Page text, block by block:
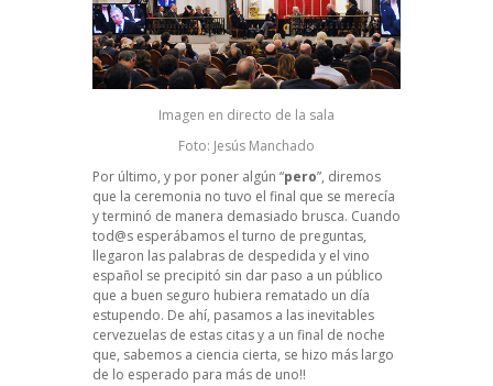
Imagen en directo de la sala
Foto: Jesús Manchado
Por último, y por poner algún “pero”, diremos
que la ceremonia no tuvo el final que se merecía
y terminó de manera demasiado brusca. Cuando
tod@s esperábamos el turno de preguntas,
llegaron las palabras de despedida y el vino
español se precipitó sin dar paso a un público
que a buen seguro hubiera rematado un día
estupendo. De ahí, pasamos a las inevitables
cervezuelas de estas citas y a un final de noche
que, sabemos a ciencia cierta, se hizo más largo
de lo esperado para más de uno!!